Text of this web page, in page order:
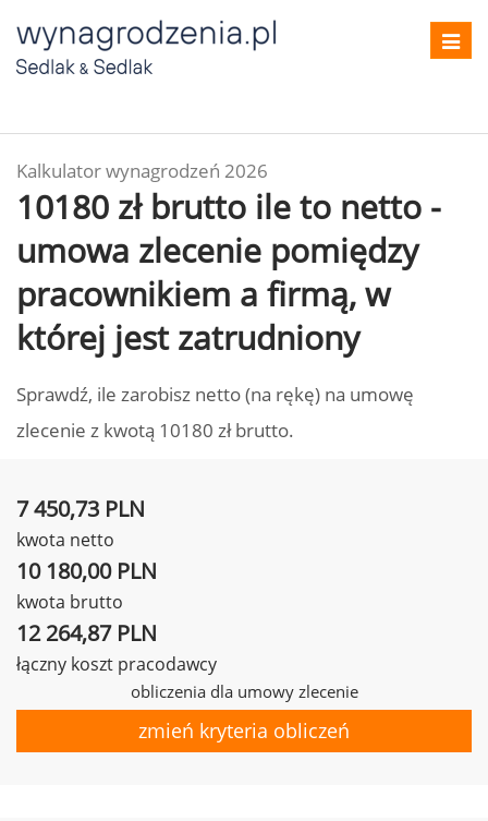
Kalkulator wynagrodzeń 2026
10180 zł brutto ile to netto -
umowa zlecenie pomiędzy
pracownikiem a firmą, w
której jest zatrudniony
Sprawdź, ile zarobisz netto (na rękę) na umowę
zlecenie z kwotą 10180 zł brutto.
7 450,73 PLN
kwota netto
10 180,00 PLN
kwota brutto
12 264,87 PLN
łączny koszt pracodawcy
obliczenia dla umowy zlecenie
zmień kryteria obliczeń